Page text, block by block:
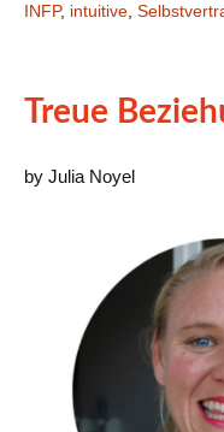
INFP, intuitive
Treue
by Julia Noyel